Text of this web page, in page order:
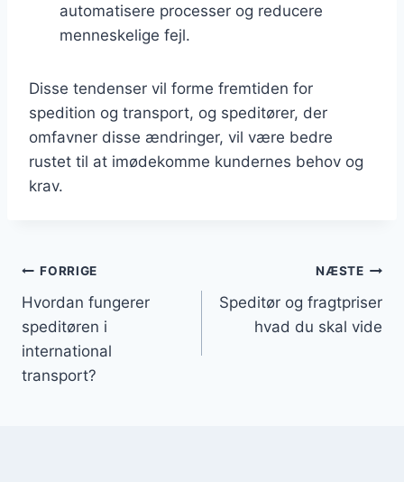
automatisere processer og reducere
menneskelige fejl.
Disse tendenser vil forme fremtiden for
spedition og transport, og speditører, der
omfavner disse ændringer, vil være bedre
rustet til at imødekomme kundernes behov og
krav.
Indlægsnavigation
FORRIGE
Hvordan fungerer
speditøren i
international
transport?
NÆSTE
Speditør og fragtpriser
hvad du skal vide